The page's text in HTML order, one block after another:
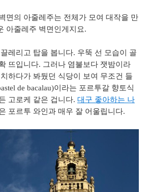
면의 아줄레주는 전체가 모여 대작을 만
아줄레주 벽면인게지요.
끌레리고 탑을 봅니다. 우뚝 선 모습이
골
뜨입니다. 그러나 염불보다 잿밤이라
하다가 봐뒀던 식당이 보여 무조건 들
de bacalau)이라는 포르투갈 향토식
고로케 같은 겁니다. 대구 좋아하는 나
포르투 와인과 매우 잘 어울립니다.